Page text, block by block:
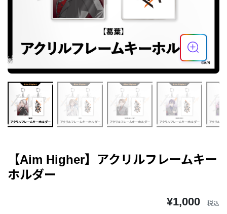
【Aim Higher】アクリルフレームキー
ホルダー
¥1,000 税込